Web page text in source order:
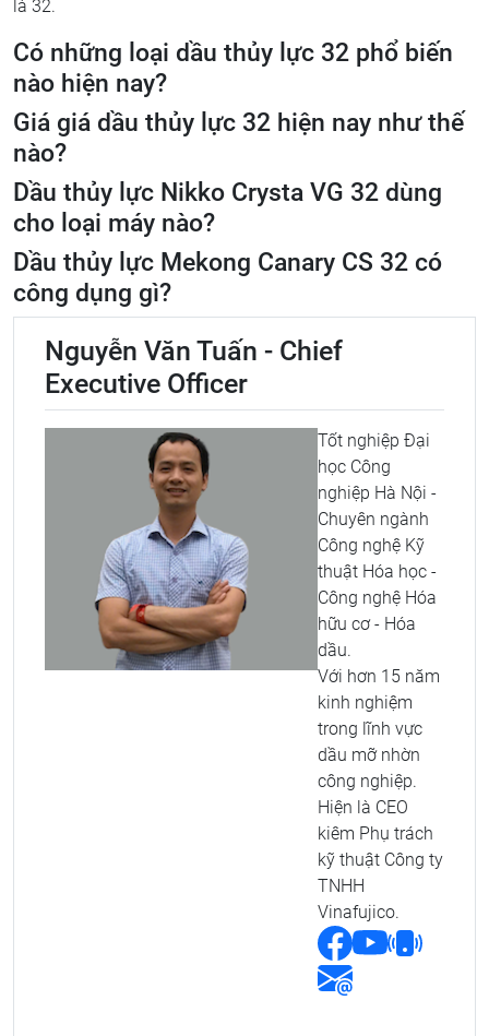
là 32.
Có những loại dầu thủy lực 32 phổ biến
nào hiện nay?
Giá giá dầu thủy lực 32 hiện nay như thế
nào?
Dầu thủy lực Nikko Crysta VG 32 dùng
cho loại máy nào?
Dầu thủy lực Mekong Canary CS 32 có
công dụng gì?
Nguyễn Văn Tuấn - Chief
Executive Officer
Tốt nghiệp Đại
học Công
nghiệp Hà Nội -
Chuyên ngành
Công nghệ Kỹ
thuật Hóa học -
Công nghệ Hóa
hữu cơ - Hóa
dầu.
Với hơn 15 năm
kinh nghiệm
trong lĩnh vực
dầu mỡ nhờn
công nghiệp.
Hiện là CEO
kiêm Phụ trách
kỹ thuật Công ty
TNHH
Vinafujico.